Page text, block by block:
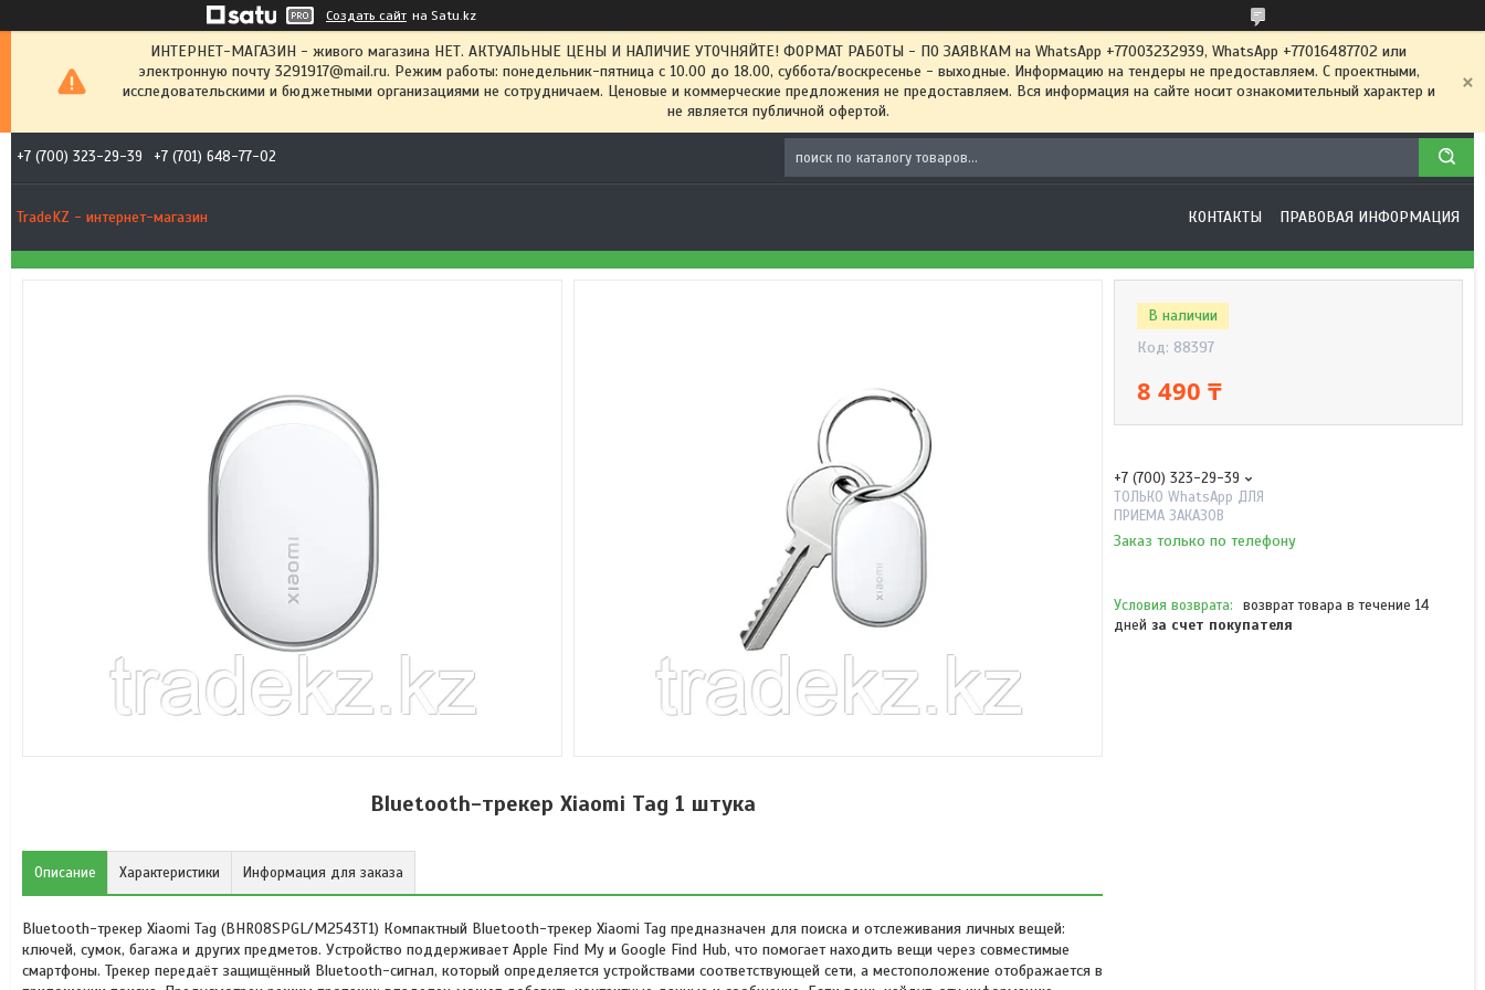
Создать сайт на Satu.kz
ИНТЕРНЕТ-МАГАЗИН - живого магазина НЕТ. АКТУАЛЬНЫЕ ЦЕНЫ И НАЛИЧИЕ УТОЧНЯЙТЕ! ФОРМАТ РАБОТЫ - ПО ЗАЯВКАМ на WhatsApp +77003232939, WhatsApp +77016487702 или
электронную почту 3291917@mail.ru. Режим работы: понедельник-пятница с 10.00 до 18.00, суббота/воскресенье - выходные. Информацию на тендеры не предоставляем. С проектными,
исследовательскими и бюджетными организациями не сотрудничаем. Ценовые и коммерческие предложения не предоставляем. Вся информация на сайте носит ознакомительный характер и
не является публичной офертой.
+7 (700) 323-29-39 +7 (701) 648-77-02
TradeKZ - интернет-магазин КОНТАКТЫ ПРАВОВАЯ ИНФОРМАЦИЯ
Bluetooth-трекер Xiaomi Tag 1 штука
Описание Характеристики Информация для заказа
Bluetooth-трекер Xiaomi Tag (BHR08SPGL/M2543T1) Компактный Bluetooth-трекер Xiaomi Tag предназначен для поиска и отслеживания личных вещей:
ключей, сумок, багажа и других предметов. Устройство поддерживает Apple Find My и Google Find Hub, что помогает находить вещи через совместимые
смартфоны. Трекер передаёт защищённый Bluetooth-сигнал, который определяется устройствами соответствующей сети, а местоположение отображается в
В наличии
Код: 88397
8 490 ₸
+7 (700) 323-29-39
ТОЛЬКО WhatsApp ДЛЯ
ПРИЕМА ЗАКАЗОВ
Заказ только по телефону
возврат товара в течение 14
дней за счет покупателя